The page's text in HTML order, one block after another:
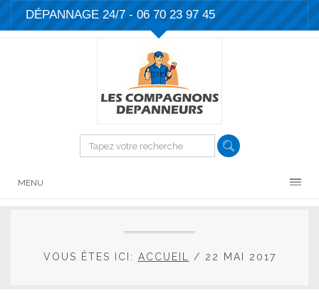
DÉPANNAGE 24/7 - 06 70 23 97 45
MENU
VOUS ÊTES ICI: ACCUEIL / 22 MAI 2017